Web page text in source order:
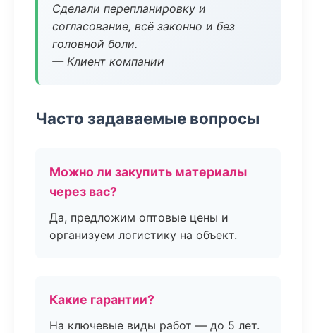
Сделали перепланировку и
согласование, всё законно и без
головной боли.
— Клиент компании
Часто задаваемые вопросы
Можно ли закупить материалы
через вас?
Да, предложим оптовые цены и
организуем логистику на объект.
Какие гарантии?
На ключевые виды работ — до 5 лет.